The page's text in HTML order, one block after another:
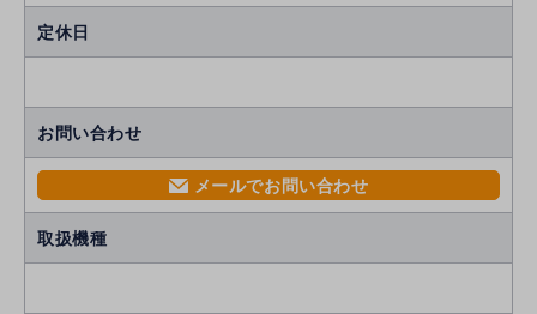
定休日
お問い合わせ
mail メールでお問い合わせ
取扱機種